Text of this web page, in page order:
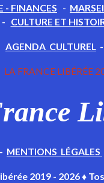
- FINANCES -
- CULTURE ET
AGENDA CULTUREL -
- MENTIONS LÉGALES
2019 - 2026 ♦